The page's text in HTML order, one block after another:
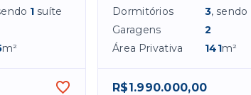
1 suíte
m²
Dormitórios 3, sendo
Garagens
2
Área Privativa
141m²
R$1.990.000,00